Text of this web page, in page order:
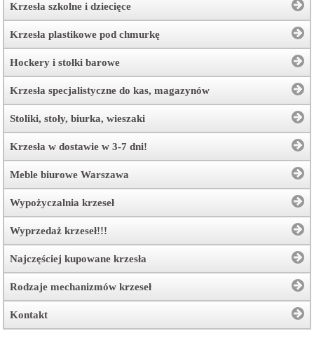
Krzesła szkolne i dziecięce
Krzesła plastikowe pod chmurkę
Hockery i stołki barowe
Krzesła specjalistyczne do kas, magazynów
Stoliki, stoły, biurka, wieszaki
Krzesła w dostawie w 3-7 dni!
Meble biurowe Warszawa
Wypożyczalnia krzeseł
Wyprzedaż krzeseł!!!
Najczęściej kupowane krzesła
Rodzaje mechanizmów krzeseł
Kontakt